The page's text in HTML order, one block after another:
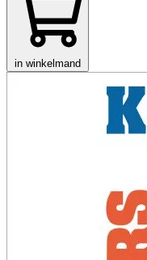
in winkelmand